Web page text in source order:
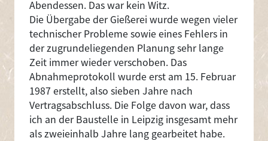
Abendessen. Das war kein Witz.
Die Übergabe der Gießerei wurde wegen vieler
technischer Probleme sowie eines Fehlers in
der zugrundeliegenden Planung sehr lange
Zeit immer wieder verschoben. Das
Abnahmeprotokoll wurde erst am 15. Februar
1987 erstellt, also sieben Jahre nach
Vertragsabschluss. Die Folge davon war, dass
ich an der Baustelle in Leipzig insgesamt mehr
als zweieinhalb Jahre lang gearbeitet habe.